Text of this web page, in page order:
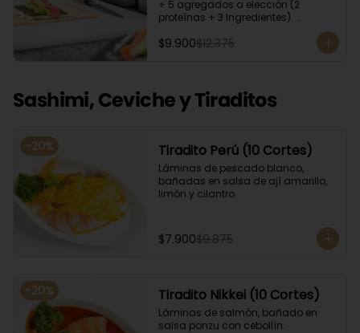
+ 5 agregados a elección (2
proteínas + 3 Ingredientes).
Acompañado con salsa de soya.
Recomendamos incluir en el relleno
palta y/o queso crema para que el
$9.900$12.375
Sashimi, Ceviche y Tiraditos
-20% Tiradito Perú (10 Cortes)
Láminas de pescado blanco,
bañadas en salsa de ají amarillo,
limón y cilantro.
$7.900$9.875
-20% Tiradito Nikkei (10 Cortes)
Láminas de salmón, bañado en
salsa ponzu con cebollín.